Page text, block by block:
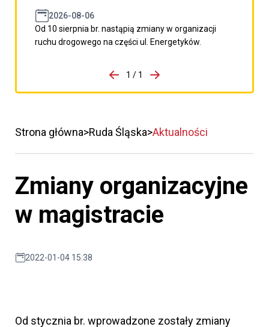
2026-08-06
Od 10 sierpnia br. nastąpią zmiany w organizacji
ruchu drogowego na części ul. Energetyków.
porzpedniego komunikatu
1 / 1
Przejdź do następnego
Strona główna Ruda Śląska Aktualności
Zmiany organizacyjne
w magistracie
2022-01-04 15:38
Od stycznia br. wprowadzone zostały zmiany